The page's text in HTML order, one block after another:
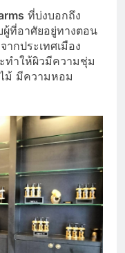
ที่บ่งบอกถึง
ผู้ที่อาศัยอยู่ทางตอน
กประเทศเมือง
ทำให้ผิวมีความชุ่ม
ม้ มีความหอม